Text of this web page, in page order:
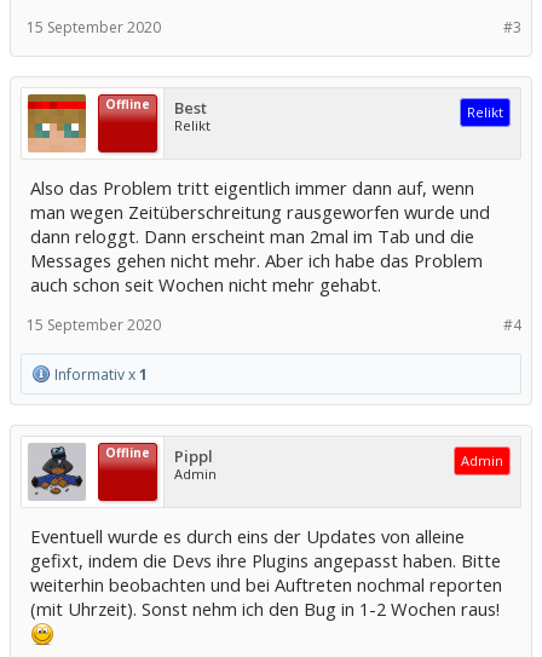
#3
15 September 2020
Offline Best
Relikt
Relikt
Also das Problem tritt eigentlich immer dann auf, wenn
man wegen Zeitüberschreitung rausgeworfen wurde und
dann reloggt. Dann erscheint man 2mal im Tab und die
Messages gehen nicht mehr. Aber ich habe das Problem
auch schon seit Wochen nicht mehr gehabt.
#4
15 September 2020
Informativ x1
Offline Pippl
Admin
Admin
Eventuell wurde es durch eins der Updates von alleine
gefixt, indem die Devs ihre Plugins angepasst haben. Bitte
weiterhin beobachten und bei Auftreten nochmal reporten
(mit Uhrzeit). Sonst nehm ich den Bug in 1-2 Wochen raus!